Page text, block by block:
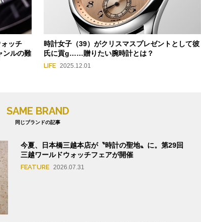
ッチ
ンルの難
時計女子（39）がクリスマスプレゼントとして彼
氏に貢g……贈りたい腕時計とは？
LIFE 2025.12.01
SAME BRAND
同じブランドの記事
今夏、日本橋三越本店が〝時計の聖地〟に。第29回
三越ワールドウォッチフェアが開催
FEATURE 2026.07.31